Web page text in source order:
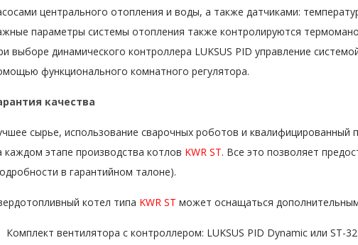
центрального отопления и воды, а также датчиками:
параметры системы отопления также контролируются
выборе динамического контроллера LUKSUS PID управление
функционального комнатного регулятора.
качества
сырье, использование сварочных роботов и квалифицированный
каждом этапе производства котлов KWR ST. Все это позволяет
в гарантийном талоне).
котел типа KWR ST может оснащаться
Комплект вентилятора с контроллером: LUKSUS PID Dynamic или ST-